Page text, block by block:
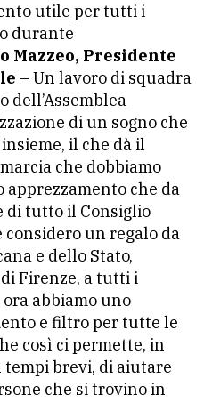
utile per tutti i
durante
Mazzeo, Presidente
– Un lavoro di squadra
dell’Assemblea
di un sogno che
il che dà il
che dobbiamo
apprezzamento che da
di tutto il Consiglio
un regalo da
e dello Stato,
Firenze, a tutti i
abbiamo uno
e filtro per tutte le
così ci permette, in
tempi brevi, di aiutare
che si trovino in